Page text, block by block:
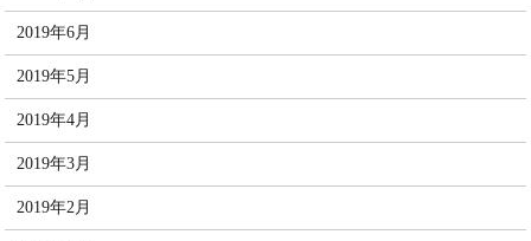
2019年6月
2019年5月
2019年4月
2019年3月
2019年2月